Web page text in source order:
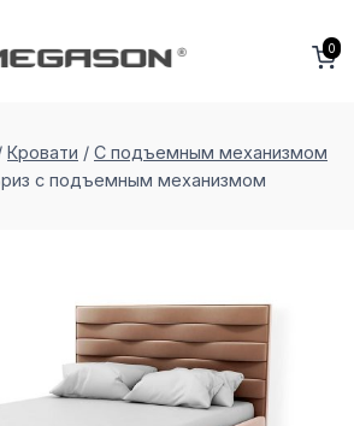
0
Кровати / С подъемным механизмом
с подъемным меxанизмом